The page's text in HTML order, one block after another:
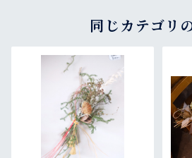
同じカテゴリ